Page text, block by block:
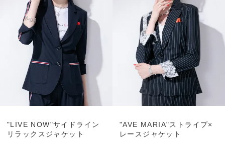
"LIVE NOW"サイドライン
リラックスジャケット
"AVE MARIA"ストライプ×
レースジャケット